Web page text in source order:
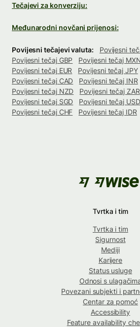
Tečajevi za konverziju:
Međunarodni novčani prijenosi:
Povijesni tečajevi valuta:
Povijesni
Povijesni tečaj GBP
Povijesni tečaj
Povijesni tečaj EUR
Povijesni tečaj JPY
Povijesni tečaj CAD
Povijesni tečaj INR
Povijesni tečaj NZD
Povijesni tečaj ZAR
Povijesni tečaj SGD
Povijesni tečaj USD
Povijesni tečaj CHF
Povijesni tečaj IDR
Tvrtka i tim
Tvrtka i tim
Sigurnost
Mediji
Karijere
Status usluge
Odnosi s
Povezani subjekti i
Centar za pomoć
Accessibility
Feature availability